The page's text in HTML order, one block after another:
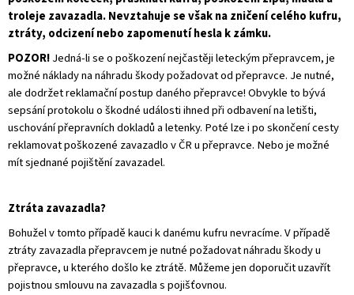
troleje zavazadla. Nevztahuje se však na zničení celého kufru,
ztráty, odcizení nebo zapomenutí hesla k zámku.
POZOR!Jedná-li se o poškození nejčastěji leteckým přepravcem, je
možné náklady na náhradu škody požadovat od přepravce. Je nutné,
ale dodržet reklamační postup daného přepravce! Obvykle to bývá
sepsání protokolu o škodné události ihned při odbavení na letišti,
uschování přepravních dokladů a letenky. Poté lze i po skončení cesty
reklamovat poškozené zavazadlo v ČR u přepravce. Nebo je možné
mít sjednané pojištění zavazadel.
Ztráta zavazadla?
Bohužel v tomto případě kauci k danému kufru nevracíme. V případě
ztráty zavazadla přepravcem je nutné požadovat náhradu škody u
přepravce, u kterého došlo ke ztrátě. Můžeme jen doporučit uzavřít
pojistnou smlouvu na zavazadla s pojišťovnou.